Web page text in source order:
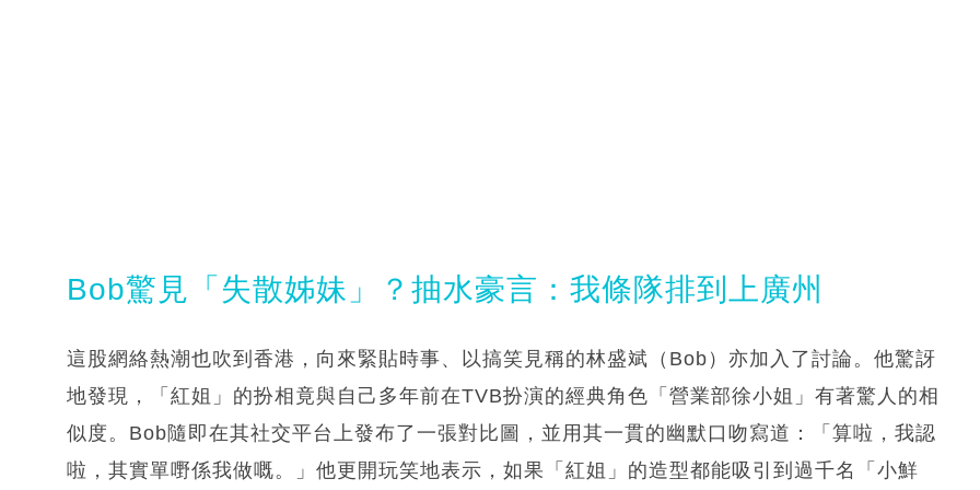
Bob驚見「失散姊妹」？抽水豪言：我條隊排到上廣州
這股網絡熱潮也吹到香港，向來緊貼時事、以搞笑見稱的林盛斌（Bob）亦加入了討論。他驚訝
地發現，「紅姐」的扮相竟與自己多年前在TVB扮演的經典角色「營業部徐小姐」有著驚人的相
似度。Bob隨即在其社交平台上發布了一張對比圖，並用其一貫的幽默口吻寫道：「算啦，我認
啦，其實單嘢係我做嘅。」他更開玩笑地表示，如果「紅姐」的造型都能吸引到過千名「小鮮